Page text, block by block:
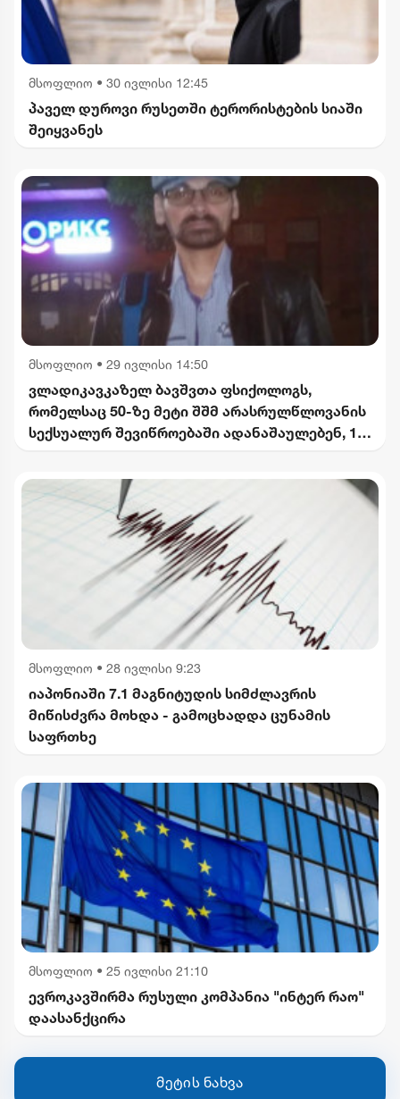
მსოფლიო • 30 ივლისი 12:45
პაველ დუროვი რუსეთში ტერორისტების სიაში
შეიყვანეს
მსოფლიო • 29 ივლისი 14:50
ვლადიკავკაზელ ბავშვთა ფსიქოლოგს,
რომელსაც 50-ზე მეტი შშმ არასრულწლოვანის
სექსუალურ შევიწროებაში ადანაშაულებენ, 17
მსოფლიო • 28 ივლისი 9:23
იაპონიაში 7.1 მაგნიტუდის სიმძლავრის
მიწისძვრა მოხდა - გამოცხადდა ცუნამის
საფრთხე
მსოფლიო • 25 ივლისი 21:10
ევროკავშირმა რუსული კომპანია "ინტერ რაო"
დაასანქცირა
მეტის ნახვა